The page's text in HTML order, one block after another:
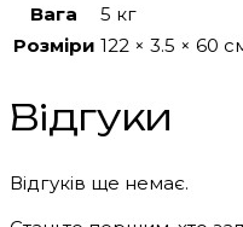
Вага
5 кг
Розміри 122 × 3.5 × 60
Відгуки
Відгуків ще немає.